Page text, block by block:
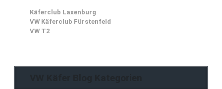
Käferclub Laxenburg
VW Käferclub Fürstenfeld
VW T2